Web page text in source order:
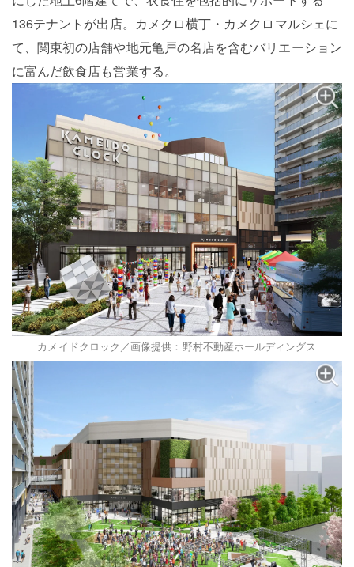
136テナントが出店。カメクロ横丁・カメクロマルシェに
て、関東初の店舗や地元亀戸の名店を含むバリエーション
に富んだ飲食店も営業する。
カメイドクロック／画像提供：野村不動産ホールディングス